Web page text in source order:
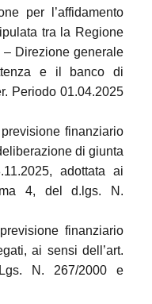
per l’affidamento
tra la Regione
Direzione generale
e il banco di
Periodo 01.04.2025
finanziario
di giunta
adottata ai
4, del d.lgs. N.
finanziario
ai sensi dell’art.
N. 267/2000 e